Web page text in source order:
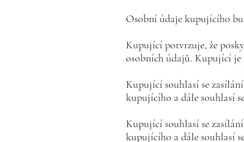
Osobní údaje kupujícího
Kupující potvrzuje, že
osobních údajů. Kupující je
Kupující souhlasí se
kupujícího a dále souhlasí
Kupující souhlasí se
kupujícího a dále souhlasí